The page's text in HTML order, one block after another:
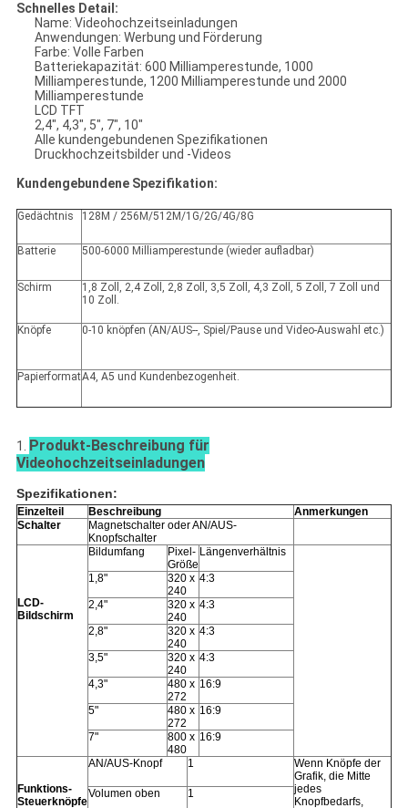
Schnelles Detail:
Name: Videohochzeitseinladungen
Anwendungen: Werbung und Förderung
Farbe: Volle Farben
Batteriekapazität: 600 Milliamperestunde, 1000
Milliamperestunde, 1200 Milliamperestunde und 2000
Milliamperestunde
LCD TFT
2,4", 4,3", 5", 7", 10"
Alle kundengebundenen Spezifikationen
Druckhochzeitsbilder und -Videos
Kundengebundene Spezifikation:
Gedächtnis 128M / 256M/512M/1G/2G/4G/8G
Batterie 500-6000 Milliamperestunde (wieder aufladbar)
Schirm
1,8 Zoll, 2,4 Zoll, 2,8 Zoll, 3,5 Zoll, 4,3 Zoll, 5 Zoll, 7 Zoll und
10 Zoll.
Knöpfe 0-10 knöpfen (AN/AUS--, Spiel/Pause und Video-Auswahl etc.)
PapierformatA4, A5 und Kundenbezogenheit.
1. Produkt-Beschreibung für
Videohochzeitseinladungen
Spezifikationen:
Einzelteil Beschreibung
Anmerkungen
Schalter
Magnetschalter oder AN/AUS-
Knopfschalter
LCD-
Bildschirm
Bildumfang
Pixel-
Größe
Längenverhältnis
1,8"
320 x
240
4:3
2,4"
320 x
240
4:3
2,8"
320 x
240
4:3
3,5"
320 x
240
4:3
4,3"
480 x
272
16:9
5"
480 x
272
16:9
7"
800 x
480
16:9
Funktions-
Steuerknöpfe
AN/AUS-Knopf 1
Wenn Knöpfe der
Grafik, die Mitte
jedes
Knopfbedarfs,
Volumen oben 1